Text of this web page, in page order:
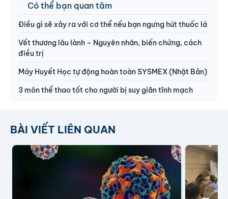
Có thể bạn quan tâm
Điều gì sẽ xảy ra với cơ thể nếu bạn ngưng hút thuốc lá
Vết thương lâu lành – Nguyên nhân, biến chứng, cách
điều trị
Máy Huyết Học tự động hoàn toàn SYSMEX (Nhật Bản)
3 môn thể thao tốt cho người bị suy giãn tĩnh mạch
BÀI VIẾT LIÊN QUAN